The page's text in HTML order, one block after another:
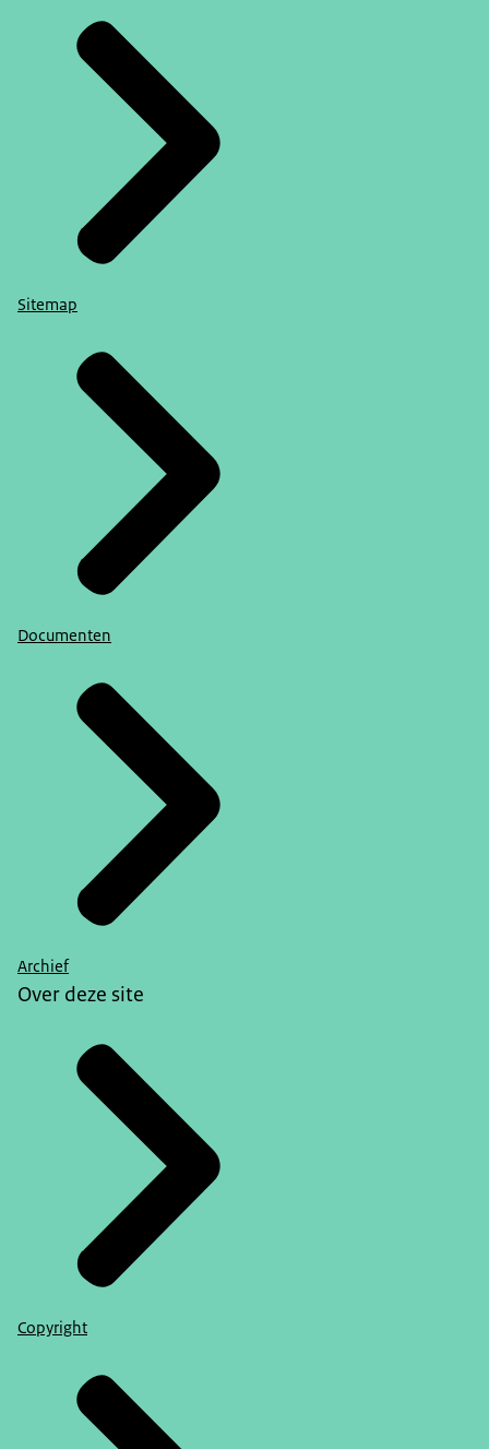
Sitemap
Documenten
Archief
Over deze site
Copyright